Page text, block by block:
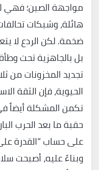
مواجهة الصين؛ فهي
هائلة، وشبكات
ضخمة. لكن الردع لا
بل بالجاهزية تحت
تجديد المخزونات من
الحيوية، فإن الثقة
​تكمن المشكلة أيضاً
حقبة ما بعد الحرب
على حساب “القدرة
وبناءً عليه، أصبحت